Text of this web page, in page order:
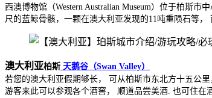
西澳博物馆（Western Australian Museum）位于柏斯
尺的蓝鲸骨骸，一颗在澳大利亚发现的11吨重陨石等，
澳大利亚柏斯 天鹅谷（Swan Valley）
若您的澳大利亚假期够长， 可从柏斯市东北方十五公
游客来此可以参观各个酒窖， 顺道品尝美酒. 也可住在